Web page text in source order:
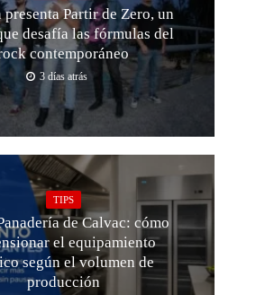
presenta Partir de Zero, un
desafía las fórmulas del
contemporáneo
3 días atrás
TIPS
de Calvac: cómo
el equipamiento
según el volumen de
producción